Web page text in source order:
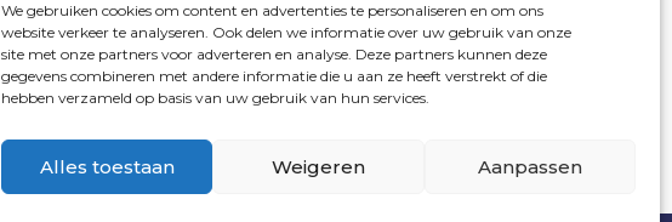
We gebruiken cookies om content en advertenties te personaliseren en om ons
website verkeer te analyseren. Ook delen we informatie over uw gebruik van onze
site met onze partners voor adverteren en analyse. Deze partners kunnen deze
gegevens combineren met andere informatie die u aan ze heeft verstrekt of die
hebben verzameld op basis van uw gebruik van hun services.
Alles toestaan Weigeren Aanpassen